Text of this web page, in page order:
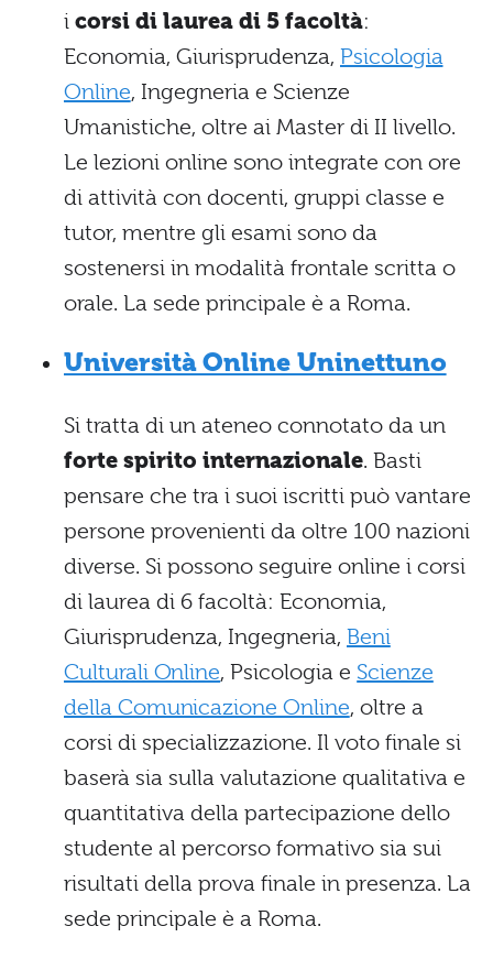
i corsi di laurea di 5 facoltà:
Economia, Giurisprudenza, Psicologia
Online, Ingegneria e Scienze
Umanistiche, oltre ai Master di II livello.
Le lezioni online sono integrate con ore
di attività con docenti, gruppi classe e
tutor, mentre gli esami sono da
sostenersi in modalità frontale scritta o
orale. La sede principale è a Roma.
Università Online Uninettuno
Si tratta di un ateneo connotato da un
forte spirito internazionale. Basti
pensare che tra i suoi iscritti può vantare
persone provenienti da oltre 100 nazioni
diverse. Si possono seguire online i corsi
di laurea di 6 facoltà: Economia,
Giurisprudenza, Ingegneria, Beni
Culturali Online, Psicologia e Scienze
della Comunicazione Online, oltre a
corsi di specializzazione. Il voto finale si
baserà sia sulla valutazione qualitativa e
quantitativa della partecipazione dello
studente al percorso formativo sia sui
risultati della prova finale in presenza. La
sede principale è a Roma.